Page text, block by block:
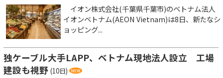
イオン株式会社(千葉県千葉市)のベトナム法人
イオンベトナム(AEON Vietnam)は8日、新たなシ
ョッピング...
独ケーブル大手LAPP、ベトナム現地法人設立 工場
建設も視野 (10日)